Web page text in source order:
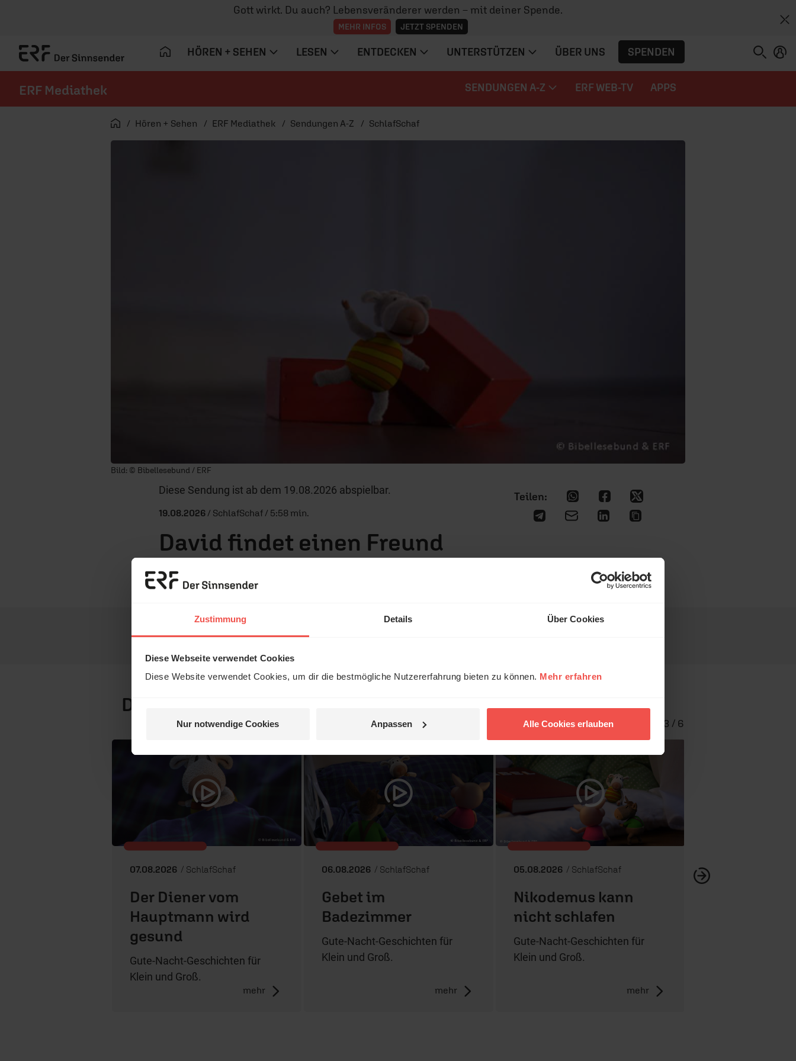
Zustimmung Details Über Cookies
Diese Webseite verwendet Cookies
Diese Website verwendet Cookies, um dir die bestmögliche Nutzererfahrung bieten zu können. Mehr erfahren
Nur notwendige Cookies Anpassen Alle Cookies erlauben
Gott wirkt. Du auch? Lebensveränderer werden – mit deiner Spende.
MEHR INFOS JETZT SPENDEN
HÖREN + SEHEN LESEN ENTDECKEN UNTERSTÜTZEN ÜBER UNS SPENDEN
ERF Mediathek SENDUNGEN A-Z ERF WEB-TV APPS
Startseite
Hören + Sehen ERF Mediathek Sendungen A-Z SchlafSchaf
Bild: © Bibellesebund / ERF
Diese Sendung ist ab dem 19.08.2026 abspielbar.
19.08.2026 / SchlafSchaf / 5:58 min.
David findet einen Freund
SchlafSchaf ist ein gemeinsames Projekt vom Bibellesebund
und ERF Medien.
Das könnte Sie auch
07.08.2026 / SchlafSchaf
Der Diener vom
Hauptmann wird
gesund
Gute-Nacht-Geschichten für
Klein und Groß.
mehr
06.08.2026 / SchlafSchaf
Gebet im
Badezimmer
Gute-Nacht-Geschichten für
Klein und Groß.
mehr
05.08.2026 / SchlafSchaf
Nikodemus kann
nicht schlafen
Gute-Nacht-Geschichten für
Klein und Groß.
mehr
1 - 3 / 6